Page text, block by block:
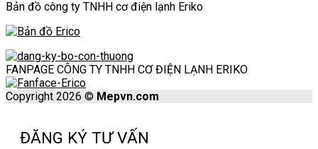
Bản đồ công ty TNHH cơ điện lạnh Eriko
FANPAGE CÔNG TY TNHH CƠ ĐIỆN LẠNH ERIKO
Copyright 2026 © Mepvn.com
ĐĂNG KÝ TƯ VẤN